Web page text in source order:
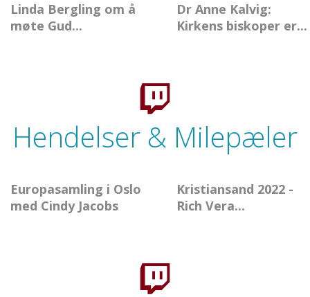
Linda Bergling om å
møte Gud...
Dr Anne Kalvig:
Kirkens biskoper er...
Hendelser & Milepæler
Europasamling i Oslo
med Cindy Jacobs
Kristiansand 2022 -
Rich Vera...